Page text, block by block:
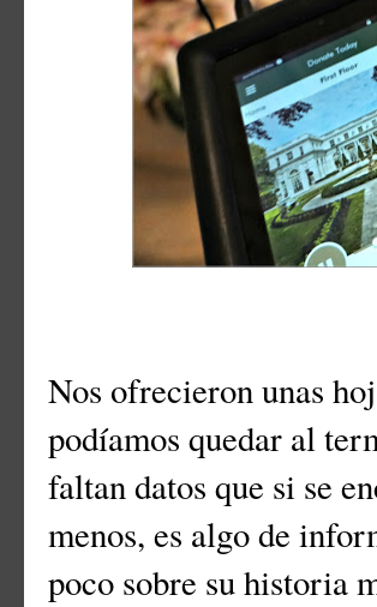
Nos ofrecieron unas
podíamos quedar al
faltan datos que si se
menos, es algo de
poco sobre su historia